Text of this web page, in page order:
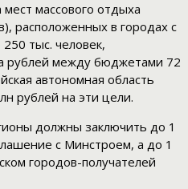
массового отдыха
расположенных в городах с
тыс. человек,
рублей между бюджетами 72
автономная область
рублей на эти цели.
должны заключить до 1
с Минстроем, а до 1
городов-получателей